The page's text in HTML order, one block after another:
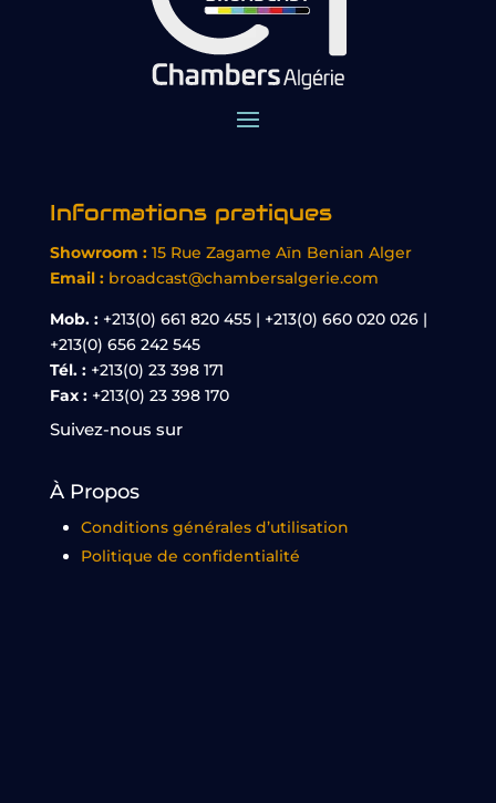
Informations pratiques
Showroom : 15 Rue Zagame Aïn Benian Alger
Email : broadcast@chambersalgerie.com
Mob. :+213(0) 661 820 455 | +213(0) 660 020 026 |
+213(0) 656 242 545
Tél. : +213(0) 23 398 171
Fax : +213(0) 23 398 170
Suivez-nous sur
À Propos
Conditions générales d’utilisation
Politique de confidentialité